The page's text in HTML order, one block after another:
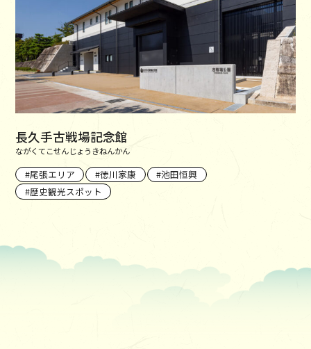
長久手古戦場記念館
ながくてこせんじょうきねんかん
尾張エリア 徳川家康
池田恒興
歴史観光スポット